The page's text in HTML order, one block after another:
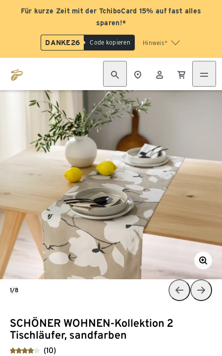
Für kurze Zeit mit der TchiboCard 15% auf fast alles
sparen!*
DANKE26 Code kopieren Hinweis*
SCHÖNER WOHNEN-Kollektion 2
Tischläufer, sandfarben
(10)
1/8